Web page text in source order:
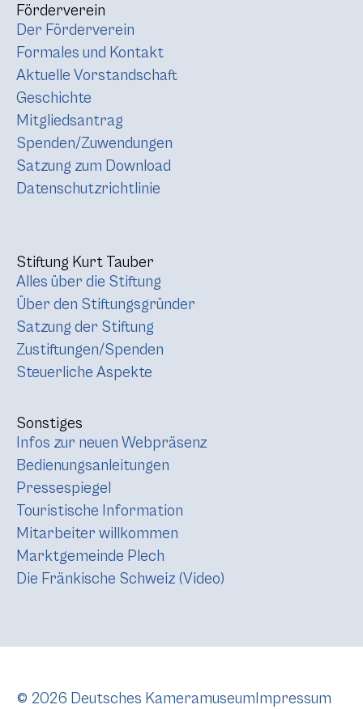
Förderverein
Der Förderverein
Formales und Kontakt
Aktuelle Vorstandschaft
Geschichte
Mitgliedsantrag
Spenden/Zuwendungen
Satzung zum Download
Datenschutzrichtlinie
Stiftung Kurt Tauber
Alles über die Stiftung
Über den Stiftungsgründer
Satzung der Stiftung
Zustiftungen/Spenden
Steuerliche Aspekte
Sonstiges
Infos zur neuen Webpräsenz
Bedienungsanleitungen
Pressespiegel
Touristische Information
Mitarbeiter willkommen
Marktgemeinde Plech
Die Fränkische Schweiz (Video)
© 2026 Deutsches KameramuseumImpressum